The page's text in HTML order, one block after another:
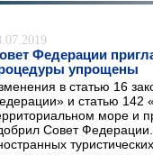
Федерации
упрощены
в статью 16
и статью 142
море и
Совет